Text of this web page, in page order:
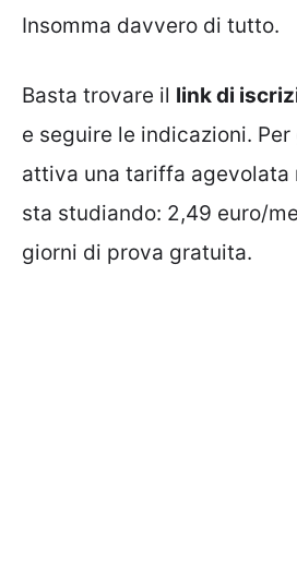
Insomma davvero di tutto.
Basta trovare il link di
e seguire le indicazioni.
attiva una tariffa agevolata
sta studiando: 2,49 euro/
giorni di prova gratuita.